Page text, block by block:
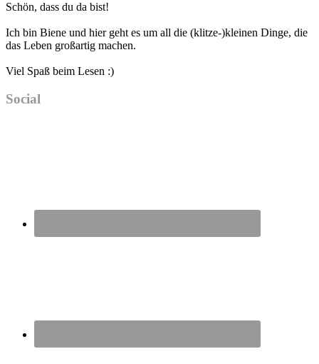
Sidebar
Schön, dass du da bist!
Ich bin Biene und hier geht es um all die (klitze-)kleinen Dinge, die
das Leben großartig machen.
Viel Spaß beim Lesen :)
Social